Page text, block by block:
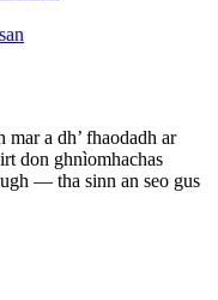
mar a dh’ fhaodadh ar
don ghnìomhachas
— tha sinn an seo gus